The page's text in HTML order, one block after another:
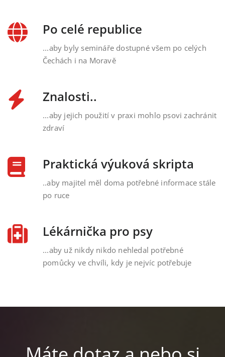
Po celé republice
...aby byly semináře dostupné všem po celých
Čechách i na Moravě
Znalosti..
...aby jejich použití v praxi mohlo psovi zachránit
zdraví
Praktická výuková skripta
..aby majitel měl doma potřebné informace stále
po ruce
Lékárnička pro psy
...aby už nikdy nikdo nehledal potřebné
pomůcky ve chvíli, kdy je nejvíc potřebuje